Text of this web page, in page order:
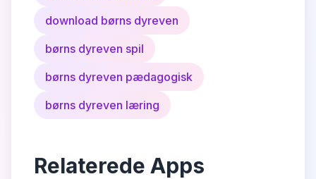
download børns dyreven
børns dyreven spil
børns dyreven pædagogisk
børns dyreven læring
Relaterede Apps